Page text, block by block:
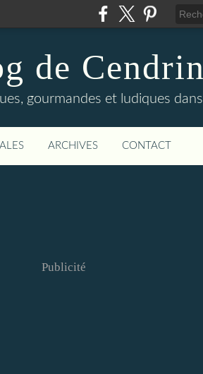
de
gourmandes et ludiques
ARCHIVES CONTACT
Publicité